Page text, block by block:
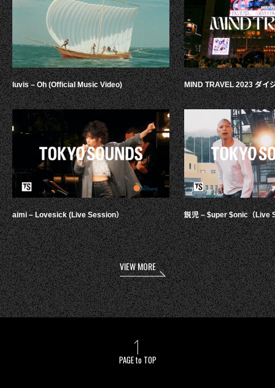
luvis – Oh (Official Music Video)
aimi – Lovesick (Live Session）
MIND TRAVEL 2023 ダイ
鋭児 – $uper $onic（Live
VIEW MORE
PAGE to TOP